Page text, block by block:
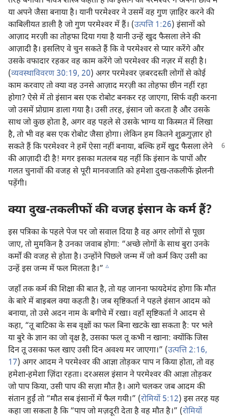
या अपने जैसा बनाया है। यानी परमेश्‍वर ने उसमें वह गुण ज़ाहिर करने की
काबिलीयत डाली है जो गुण परमेश्‍वर में हैं। (उत्पत्ति 1:26) इंसानों को
आज़ाद मरज़ी का तोहफा दिया गया है यानी उन्हें खुद फैसला लेने की
आज़ादी है। इसलिए वे चुन सकते हैं कि वे परमेश्‍वर से प्यार करेंगे और
उसके वफादार रहकर वह काम करेंगे जो परमेश्‍वर की नज़र में सही है।
(व्यवस्थाविवरण 30:19, 20) अगर परमेश्‍वर ज़बरदस्ती लोगों से कोई
काम करवाए तो क्या वह उनसे आज़ाद मरज़ी का तोहफा छीन नहीं रहा
होगा? ऐसे में तो इंसान बस एक रोबोट बनकर रह जाएगा, सिर्फ वही करना
जो उसमें प्रोग्राम डाला गया है। उसी तरह, इंसान जो करता है और उसके
साथ जो कुछ होता है, अगर वह पहले से उसके भाग्य या किस्मत में लिखा
है, तो भी वह बस एक रोबोट जैसा होगा। लेकिन हम कितने शुक्रगुज़ार हो
सकते हैं कि परमेश्‍वरने हमें ऐसा नहीं बनाया, बल्कि हमें खुद फैसला लेने
की आज़ादी दी है! मगर इसका मतलब यह नहीं कि इंसान के पापों और
गलत चुनावों की वजह से पूरी मानवजाति को हमेशा दुख-तकलीफें झेलनी
पड़ेंगी।
क्या दुख-तकलीफों की वजह इंसान के कर्म हैं?
इस पत्रिका के पहले पेज पर जो सवाल दिया है वह अगर लोगों से पूछा
जाए, तो मुमकिन है उनका जवाब होगा: “अच्छे लोगों के साथ बुरा उनके
कर्मों की वजह से होता है। उन्होंने पिछले जन्म में जो कर्म किए उसी का
उन्हें इस जन्म में फल मिलता है।” c
जहाँ तक कर्म की शिक्षा की बात है, तो यह जानना फायदेमंद होगा कि मौत
के बारे में बाइबल क्या कहती है। जब सृष्टिकर्ता ने पहले इंसान आदम को
बनाया, तो उसे अदन नाम के बगीचे में रखा। वहाँ सृष्टिकर्ता ने आदम से
कहा, “तू बाटिका के सब वृक्षों का फल बिना खटके खा सकता है: पर भले
या बुरे के ज्ञान का जो वृक्ष है, उसका फल तू कभी न खाना: क्योंकि जिस
दिन तू उसका फल खाए उसी दिन अवश्‍य मर जाएगा।” (उत्पत्ति 2:16,
17) अगर आदम ने परमेश्‍वर की आज्ञा तोड़कर पाप न किया होता, तो वह
हमेशा-हमेशा ज़िंदा रहता। दरअसल इंसान ने परमेश्‍वर की आज्ञा तोड़कर
जो पाप किया, उसी पाप की सज़ा मौत है। आगे चलकर जब आदम की
संतान हुईं तो “मौत सब इंसानों में फैल गयी।” (रोमियों 5:12) इस तरह यह
कहा जा सकता है कि “पाप जो मज़दूरी देता है वह मौत है।” (रोमियों